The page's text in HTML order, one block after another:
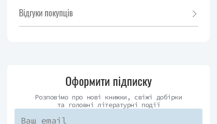
Відгуки покупців
Оформити підписку
Розповімо про нові книжки, свіжі добірки
та головні літературні події